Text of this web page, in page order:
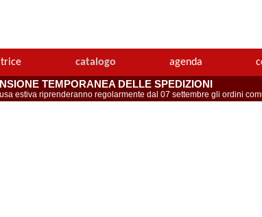
catalogo agenda
TEMPORANEA DELLE SPEDIZIONI
estiva riprenderanno regolarmente dal 07 settembre gli ordini